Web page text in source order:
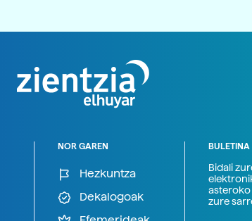
NOR GAREN
Hezkuntza
Dekalogoak
BULETINA
Bidali
zure